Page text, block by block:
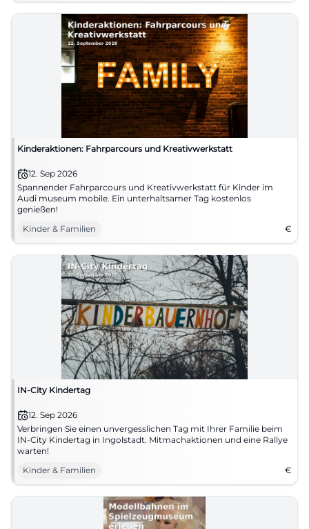
Kinderaktionen: Fahrparcours und Kreativwerkstatt
12. Sep 2026
Spannender Fahrparcours und Kreativwerkstatt für Kinder im
Audi museum mobile. Ein unterhaltsamer Tag kostenlos
genießen!
Kinder & Familien
€
IN-City Kindertag
12. Sep 2026
Verbringen Sie einen unvergesslichen Tag mit Ihrer Familie beim
IN-City Kindertag in Ingolstadt. Mitmachaktionen und eine Rallye
warten!
Kinder & Familien
€